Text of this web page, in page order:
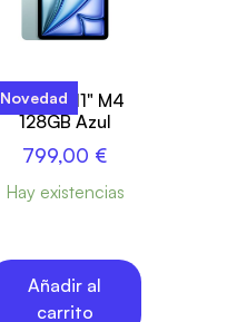
Novedad
iPad Air 11" M4
128GB Azul
799,00 €
Hay existencias
Añadir al
carrito